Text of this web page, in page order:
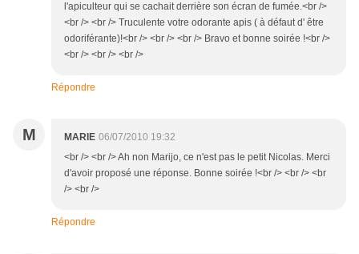
l'apiculteur qui se cachait derrière son écran de fumée.<br />
<br /> <br /> Truculente votre odorante apis ( à défaut d' être
odoriférante)!<br /> <br /> <br /> Bravo et bonne soirée !<br />
<br /> <br /> <br />
Répondre
M MARIE 06/07/2010 19:32
<br /> <br /> Ah non Marijo, ce n'est pas le petit Nicolas. Merci
d'avoir proposé une réponse. Bonne soirée !<br /> <br /> <br
/> <br />
Répondre